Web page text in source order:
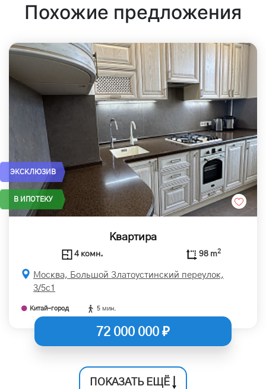
Похожие предложения
ЭКСКЛЮЗИВ
В ИПОТЕКУ
Квартира
4 комн. 98 m2
Москва, Большой Златоустинский переулок,
3/5с1
Китай-город 5 мин.
72 000 000 ₽
ПОКАЗАТЬ ЕЩЁ